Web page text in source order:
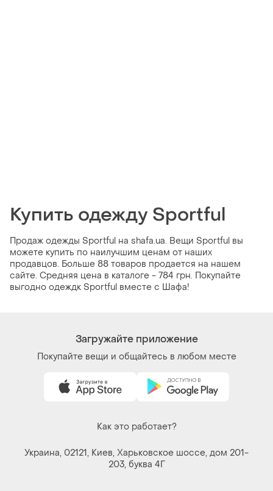
Купить одежду Sportful
Продаж одежды Sportful на shafa.ua. Вещи Sportful вы
можете купить по наилучшим ценам от наших
продавцов. Больше 88 товаров продается на нашем
сайте. Средняя цена в каталоге - 784 грн. Покупайте
выгодно одеждк Sportful вместе с Шафа!
Загружайте приложение
Покупайте вещи и общайтесь в любом месте
Как это работает?
Украина, 02121, Киев, Харьковское шоссе, дом 201-
203, буква 4Г